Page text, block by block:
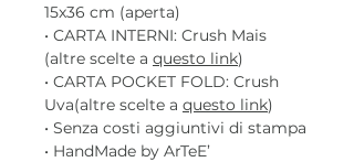
15x36 cm (aperta)
• CARTA INTERNI: Crush Mais
(altre scelte a questo link)
• CARTA POCKET FOLD: Crush
Uva(altre scelte a questo link)
• Senza costi aggiuntivi di stampa
• HandMade by ArTeE’